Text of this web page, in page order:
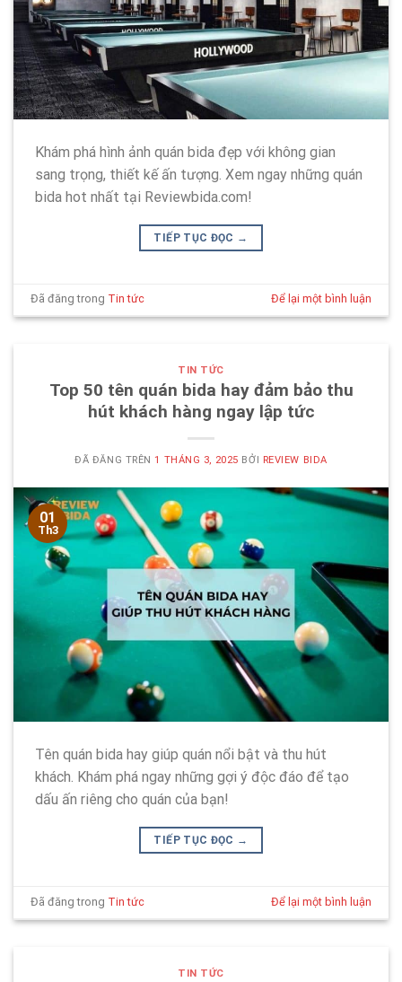
Khám phá hình ảnh quán bida đẹp với không gian
sang trọng, thiết kế ấn tượng. Xem ngay những quán
bida hot nhất tại Reviewbida.com!
TIẾP TỤC ĐỌC →
Đã đăng trong Tin tức Để lại một bình luận
TIN TỨC
Top 50 tên quán bida hay đảm bảo thu
hút khách hàng ngay lập tức
ĐÃ ĐĂNG TRÊN1 THÁNG 3, 2025 BỞI REVIEW BIDA
01
Th3
Tên quán bida hay giúp quán nổi bật và thu hút
khách. Khám phá ngay những gợi ý độc đáo để tạo
dấu ấn riêng cho quán của bạn!
TIẾP TỤC ĐỌC →
Đã đăng trong Tin tức Để lại một bình luận
TIN TỨC